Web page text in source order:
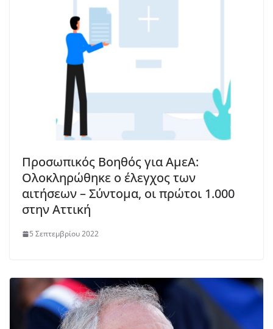
Προσωπικός Βοηθός για ΑμεΑ:
Ολοκληρώθηκε ο έλεγχος των
αιτήσεων – Σύντομα, οι πρώτοι 1.000
στην Αττική
5 Σεπτεμβρίου 2022